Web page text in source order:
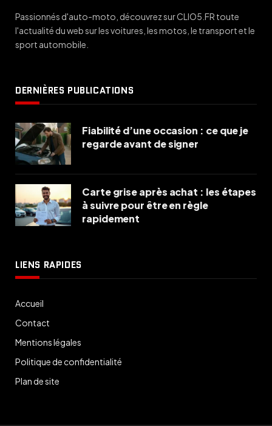
Passionnés d'auto-moto, découvrez sur CLIO5.FR toute
l'actualité du web sur les voitures, les motos, le transport et le
sport automobile.
DERNIÈRES PUBLICATIONS
Fiabilité d’une occasion : ce que je
regarde avant de signer
Carte grise après achat : les étapes
à suivre pour être en règle
rapidement
LIENS RAPIDES
Accueil
Contact
Mentions légales
Politique de confidentialité
Plan de site